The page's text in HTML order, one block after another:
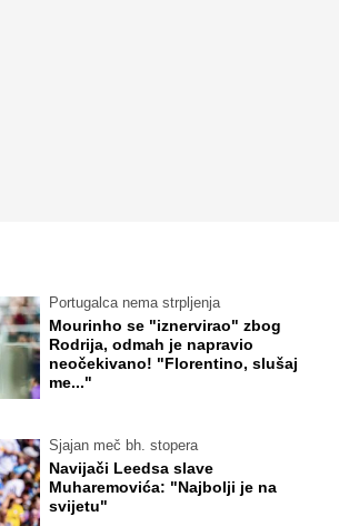
Portugalca nema strpljenja
Mourinho se "iznervirao" zbog
Rodrija, odmah je napravio
neočekivano! "Florentino, slušaj
me..."
Sjajan meč bh. stopera
Navijači Leedsa slave
Muharemovića: "Najbolji je na
svijetu"